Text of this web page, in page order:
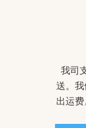
我司
送。
出运